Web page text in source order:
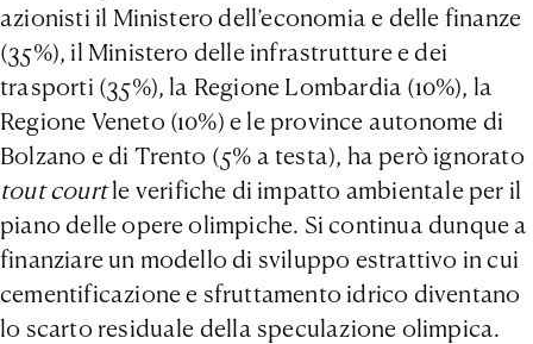
azionisti il Ministero dell’economia e delle finanze
(35%), il Ministero delle infrastrutture e dei
trasporti (35%), la Regione Lombardia (10%), la
Regione Veneto (10%) e le province autonome di
Bolzano e di Trento (5% a testa), ha però ignorato
tout courtle verifiche di impatto ambientale per il
piano delle opere olimpiche. Si continua dunque a
finanziare un modello di sviluppo estrattivo in cui
cementificazione e sfruttamento idrico diventano
lo scarto residuale della speculazione olimpica.